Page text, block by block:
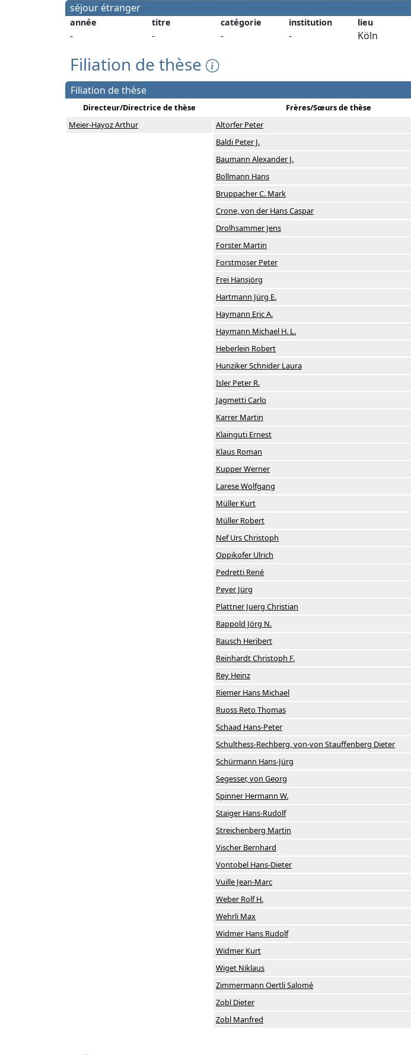
séjour étranger
année titre catégorie institution lieu
- - - - Köln
Filiation de thèse
Filiation de thèse
Directeur/Directrice de thèse Frères/Sœurs de thèse
Meier-Hayoz Arthur
Altorfer Peter
Baldi Peter J.
Baumann Alexander J.
Bollmann Hans
Bruppacher C. Mark
Crone, von der Hans Caspar
Drolhsammer Jens
Forster Martin
Forstmoser Peter
Frei Hansjörg
Hartmann Jürg E.
Haymann Eric A.
Haymann Michael H. L.
Heberlein Robert
Hunziker Schnider Laura
Isler Peter R.
Jagmetti Carlo
Karrer Martin
Klainguti Ernest
Klaus Roman
Kupper Werner
Larese Wolfgang
Müller Kurt
Müller Robert
Nef Urs Christoph
Oppikofer Ulrich
Pedretti René
Peyer Jürg
Plattner Juerg Christian
Rappold Jörg N.
Rausch Heribert
Reinhardt Christoph F.
Rey Heinz
Riemer Hans Michael
Ruoss Reto Thomas
Schaad Hans-Peter
Schulthess-Rechberg, von-von Stauffenberg Dieter
Schürmann Hans-Jürg
Segesser, von Georg
Spinner Hermann W.
Staiger Hans-Rudolf
Streichenberg Martin
Vischer Bernhard
Vontobel Hans-Dieter
Vuille Jean-Marc
Weber Rolf H.
Wehrli Max
Widmer Hans Rudolf
Widmer Kurt
Wiget Niklaus
Zimmermann Oertli Salomé
Zobl Dieter
Zobl Manfred